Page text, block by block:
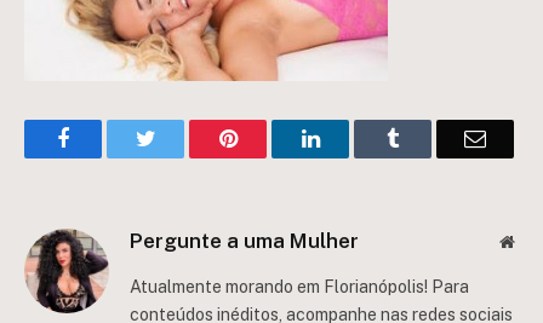
FacebookTwitter Pinterest LinkedInTumblr Email
Pergunte a uma Mulher
Atualmente morando em Florianópolis! Para
conteúdos inéditos, acompanhe nas redes sociais